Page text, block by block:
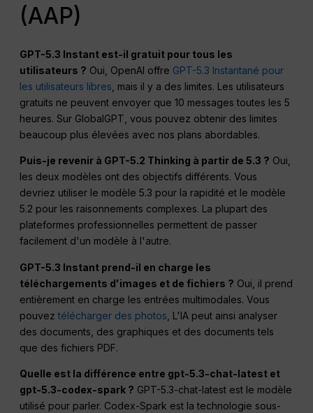
(AAP)
GPT-5.3 Instant est-il gratuit pour tous les
utilisateurs ? Oui, OpenAI offre GPT-5.3 Instantané pour
les utilisateurs libres , mais il y a des limites. Les utilisateurs
gratuits ne peuvent envoyer que 10 messages toutes les 5
heures. Sur GlobalGPT, vous pouvez obtenir des limites
beaucoup plus élevées avec nos plans abordables.
Puis-je revenir à GPT-5.2 Thinking à partir de 5.3 ? Oui,
les deux modèles ont des objectifs différents. Vous
devriez utiliser le modèle 5.3 pour la rapidité et le modèle
5.2 pour les raisonnements complexes. La plupart des
plateformes professionnelles permettent de passer
facilement d'un modèle à l'autre.
GPT-5.3 Instant prend-il en charge les
téléchargements d'images et de fichiers ? Oui, il prend
entièrement en charge les entrées multimodales. Vous
pouveztélécharger des photos , L'IA peut ainsi analyser
des documents, des graphiques et des documents tels
que des fichiers PDF.
Quelle est la différence entre gpt-5.3-chat-latest et
gpt-5.3-codex-spark ? GPT-5.3-chat-latest est le modèle
utilisé pour parler. Codex-Spark est la technologie sous-